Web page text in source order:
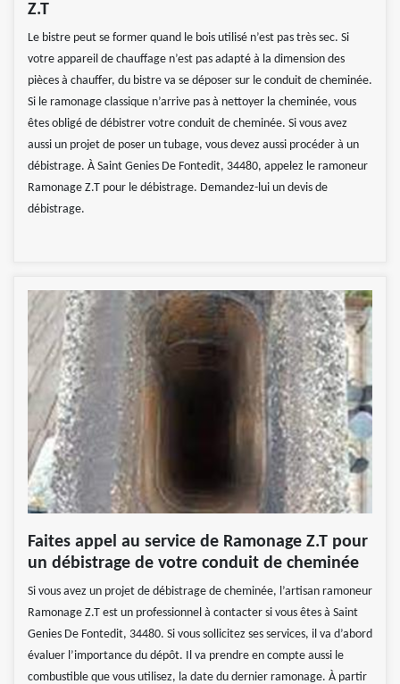
Z.T
Le bistre peut se former quand le bois utilisé n’est pas très sec. Si
votre appareil de chauffage n’est pas adapté à la dimension des
pièces à chauffer, du bistre va se déposer sur le conduit de cheminée.
Si le ramonage classique n’arrive pas à nettoyer la cheminée, vous
êtes obligé de débistrer votre conduit de cheminée. Si vous avez
aussi un projet de poser un tubage, vous devez aussi procéder à un
débistrage. À Saint Genies De Fontedit, 34480, appelez le ramoneur
Ramonage Z.T pour le débistrage. Demandez-lui un devis de
débistrage.
Faites appel au service de Ramonage Z.T pour
un débistrage de votre conduit de cheminée
Si vous avez un projet de débistrage de cheminée, l’artisan ramoneur
Ramonage Z.T est un professionnel à contacter si vous êtes à Saint
Genies De Fontedit, 34480. Si vous sollicitez ses services, il va d’abord
évaluer l’importance du dépôt. Il va prendre en compte aussi le
combustible que vous utilisez, la date du dernier ramonage. À partir